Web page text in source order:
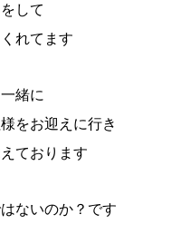
して
れてます
緒に
をお迎えに行き
ております
ないのか？です